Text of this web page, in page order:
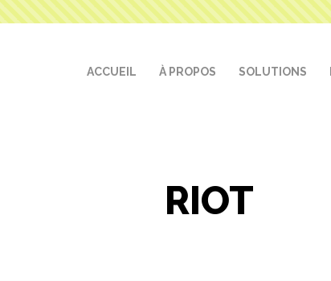
ACCUEIL À PROPOS SOLUTIONS
RIOT